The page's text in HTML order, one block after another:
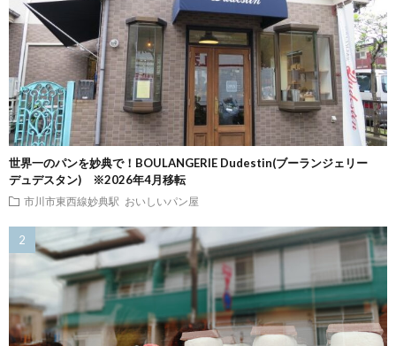
世界一のパンを妙典で！BOULANGERIE Dudestin(ブーランジェリー
デュデスタン) ※2026年4月移転
市川市東西線妙典駅 おいしいパン屋